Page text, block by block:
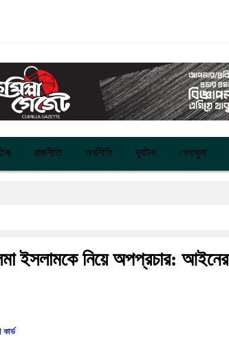
রাজনীতি অর্থনীতি দূর্ঘটনা খেলাধুলা
ইসলামকে নিয়ে অপপ্রচার: আইনের